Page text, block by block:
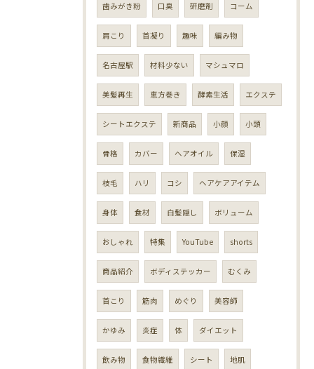
歯みがき粉 口臭 研磨剤 コーム
肩こり 首凝り 趣味 編み物
名古屋駅 材料少ない マシュマロ
美髪再生 恵方巻き 酵素生活 エクステ
シートエクステ 新商品 小顔 小頭
骨格 カバー ヘアオイル 保湿
枝毛 ハリ コシ ヘアケアアイテム
身体 食材 白髪隠し ボリューム
おしゃれ 特集 YouTube shorts
商品紹介 ボディステッカー むくみ
首こり 筋肉 めぐり 美容師
かゆみ 炎症 体 ダイエット
飲み物 食物繊維 シート 地肌